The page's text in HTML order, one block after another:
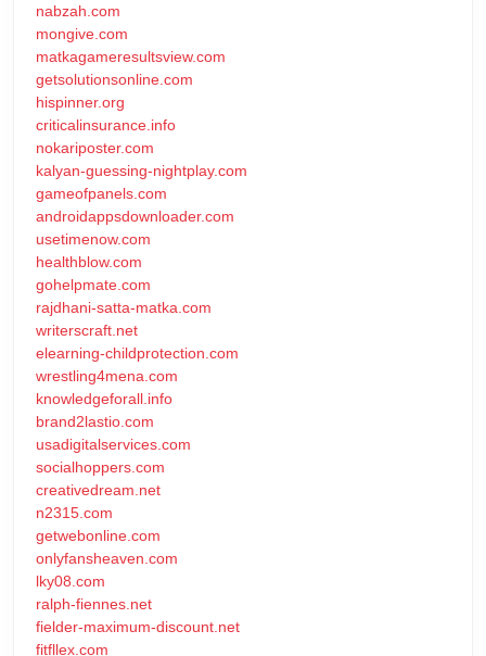
nabzah.com
mongive.com
matkagameresultsview.com
getsolutionsonline.com
hispinner.org
criticalinsurance.info
nokariposter.com
kalyan-guessing-nightplay.com
gameofpanels.com
androidappsdownloader.com
usetimenow.com
healthblow.com
gohelpmate.com
rajdhani-satta-matka.com
writerscraft.net
elearning-childprotection.com
wrestling4mena.com
knowledgeforall.info
brand2lastio.com
usadigitalservices.com
socialhoppers.com
creativedream.net
n2315.com
getwebonline.com
onlyfansheaven.com
lky08.com
ralph-fiennes.net
fielder-maximum-discount.net
fitfllex.com